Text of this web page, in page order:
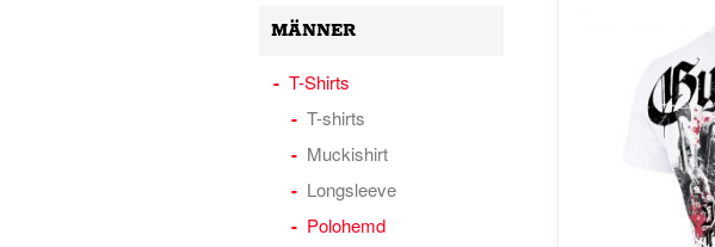
MÄNNER
T-Shirts
T-shirts
Muckishirt
Longsleeve
Polohemd